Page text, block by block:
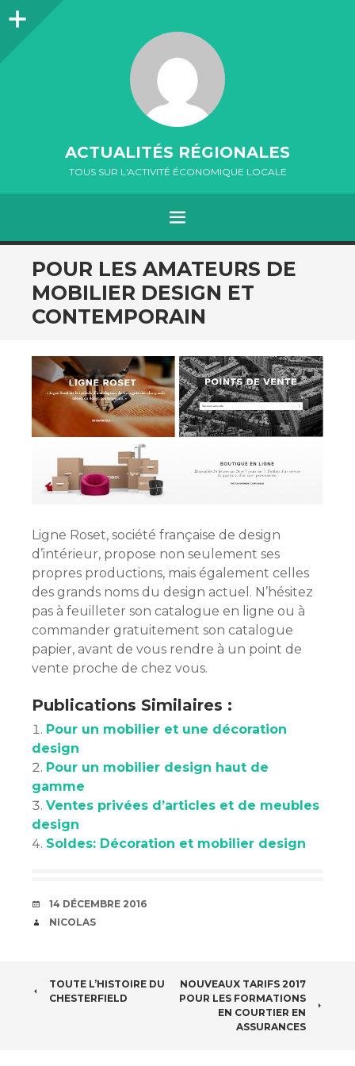
Colonne
ACTUALITÉS RÉGIONALES
TOUS SUR L'ACTIVITÉ ÉCONOMIQUE LOCALE
MENU
ALLER
AU
CONTENU
POUR LES AMATEURS DE
MOBILIER DESIGN ET
CONTEMPORAIN
Ligne Roset, société française de design
d’intérieur, propose non seulement ses
propres productions, mais également celles
des grands noms du design actuel. N’hésitez
pas à feuilleter son catalogue en ligne ou à
commander gratuitement son catalogue
papier, avant de vous rendre à un point de
vente proche de chez vous.
Publications Similaires :
Pour un mobilier et une décoration
design
Pour un mobilier design haut de
gamme
Ventes privées d’articles et de meubles
design
Soldes: Décoration et mobilier design
DATE
14 DÉCEMBRE 2016
AUTEUR
NICOLAS
NAVIGATION
TOUTE L’HISTOIRE DU
CHESTERFIELD
NOUVEAUX TARIFS 2017
POUR LES FORMATIONS
EN COURTIER EN
ASSURANCES